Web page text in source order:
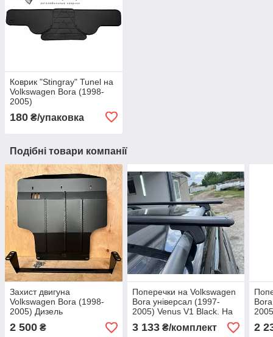
Коврик "Stingray" Tunel на
Volkswagen Bora (1998-
2005)
180 ₴/упаковка
Подібні товари компанії
Захист двигуна
Volkswagen Bora (1998-
2005) Дизель
2 500 ₴
Поперечки на Volkswagen
Bora універсал (1997-
2005) Venus V1 Black. На
стандартні рейлінги. Без
замка. Чорні
3 133₴/комплект 2